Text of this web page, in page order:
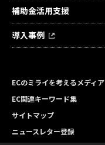
補助金活用支援
導入事例
ECのミライを考えるメディア
EC関連キーワード集
サイトマップ
ニュースレター登録